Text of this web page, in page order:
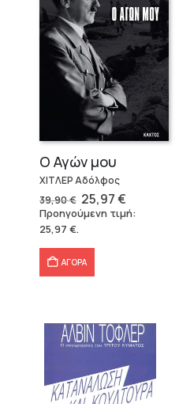
Ο Αγών μου
ΧΙΤΛΕΡ Αδόλφος
39,90€ Original
price
was:
25,97€Η
τρέχουσα
τιμή
Προηγούμενη τιμή:
25,97 €.
ΑΓΟΡΑ